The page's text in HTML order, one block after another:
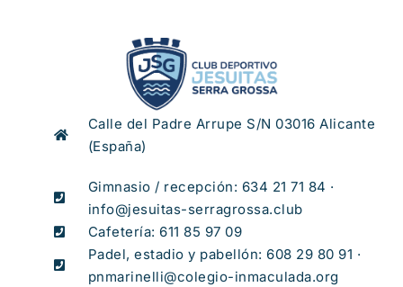
Calle del Padre Arrupe S/N 03016 Alicante
(España)
Gimnasio / recepción: 634 21 71 84 ·
info@jesuitas-serragrossa.club
Cafetería: 611 85 97 09
Padel, estadio y pabellón: 608 29 80 91 ·
pnmarinelli@colegio-inmaculada.org